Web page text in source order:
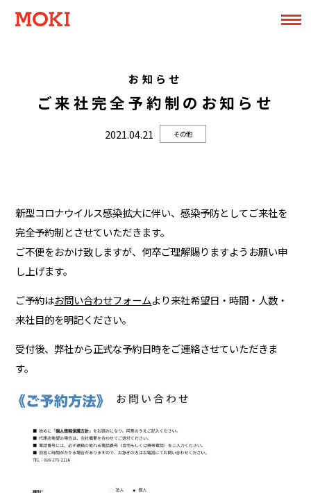
お知らせ
ご来社完全予約制のお知らせ
2021.04.21 その他
新型コロナウイルス感染拡大に伴い、感染予防としてご来社を
完全予約制とさせていただきます。
ご不便をおかけ致しますが、何卒ご理解賜りますようお願い申
し上げます。
ご予約はお問い合わせフォームより来社希望日・時間・人数・
来社目的を明記ください。
受付後、弊社から正式な予約日時をご連絡させていただきま
す。